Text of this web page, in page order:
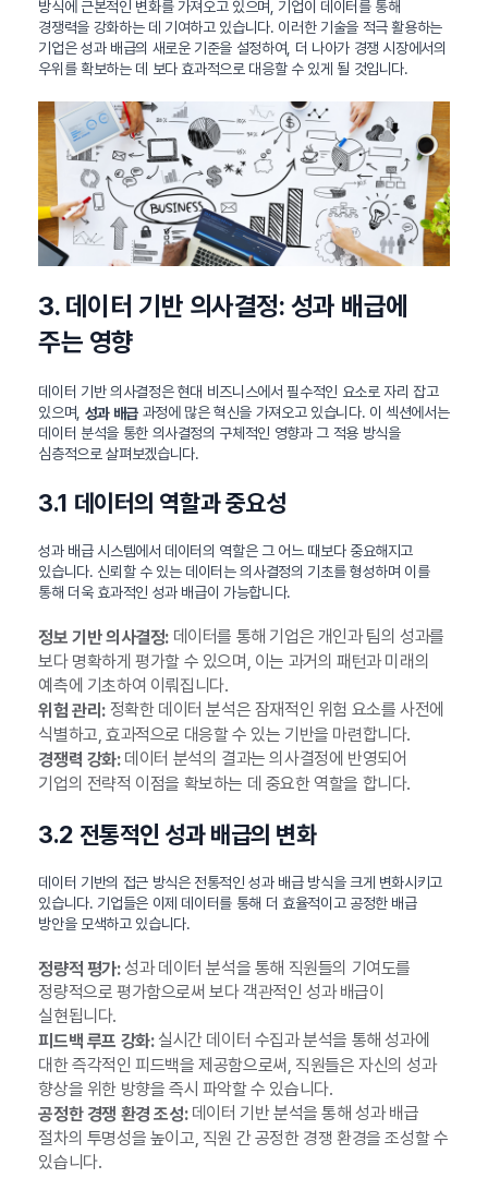
방식에 근본적인 변화를 가져오고 있으며, 기업이 데이터를 통해
경쟁력을 강화하는 데 기여하고 있습니다. 이러한 기술을 적극 활용하는
기업은 성과 배급의 새로운 기준을 설정하여, 더 나아가 경쟁 시장에서의
우위를 확보하는 데 보다 효과적으로 대응할 수 있게 될 것입니다.
3. 데이터 기반 의사결정: 성과 배급에
주는 영향
데이터 기반 의사결정은 현대 비즈니스에서 필수적인 요소로 자리 잡고
있으며, 성과 배급과정에 많은 혁신을 가져오고 있습니다. 이 섹션에서는
데이터 분석을 통한 의사결정의 구체적인 영향과 그 적용 방식을
심층적으로 살펴보겠습니다.
3.1 데이터의 역할과 중요성
성과 배급 시스템에서 데이터의 역할은 그 어느 때보다 중요해지고
있습니다. 신뢰할 수 있는 데이터는 의사결정의 기초를 형성하며 이를
통해 더욱 효과적인 성과 배급이 가능합니다.
정보 기반 의사결정:데이터를 통해 기업은 개인과 팀의 성과를
보다 명확하게 평가할 수 있으며, 이는 과거의 패턴과 미래의
예측에 기초하여 이뤄집니다.
위험 관리:정확한 데이터 분석은 잠재적인 위험 요소를 사전에
식별하고, 효과적으로 대응할 수 있는 기반을 마련합니다.
경쟁력 강화:데이터 분석의 결과는 의사결정에 반영되어
기업의 전략적 이점을 확보하는 데 중요한 역할을 합니다.
3.2 전통적인 성과 배급의 변화
데이터 기반의 접근 방식은 전통적인 성과 배급 방식을 크게 변화시키고
있습니다. 기업들은 이제 데이터를 통해 더 효율적이고 공정한 배급
방안을 모색하고 있습니다.
정량적 평가:성과 데이터 분석을 통해 직원들의 기여도를
정량적으로 평가함으로써 보다 객관적인 성과 배급이
실현됩니다.
피드백 루프 강화:실시간 데이터 수집과 분석을 통해 성과에
대한 즉각적인 피드백을 제공함으로써, 직원들은 자신의 성과
향상을 위한 방향을 즉시 파악할 수 있습니다.
공정한 경쟁 환경 조성:데이터 기반 분석을 통해 성과 배급
절차의 투명성을 높이고, 직원 간 공정한 경쟁 환경을 조성할 수
있습니다.